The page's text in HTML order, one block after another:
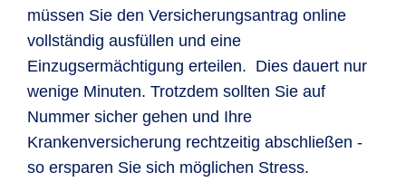
müssen Sie den Versicherungsantrag online
vollständig ausfüllen und eine
Einzugsermächtigung erteilen. Dies dauert nur
wenige Minuten. Trotzdem sollten Sie auf
Nummer sicher gehen und Ihre
Krankenversicherung rechtzeitig abschließen -
so ersparen Sie sich möglichen Stress.